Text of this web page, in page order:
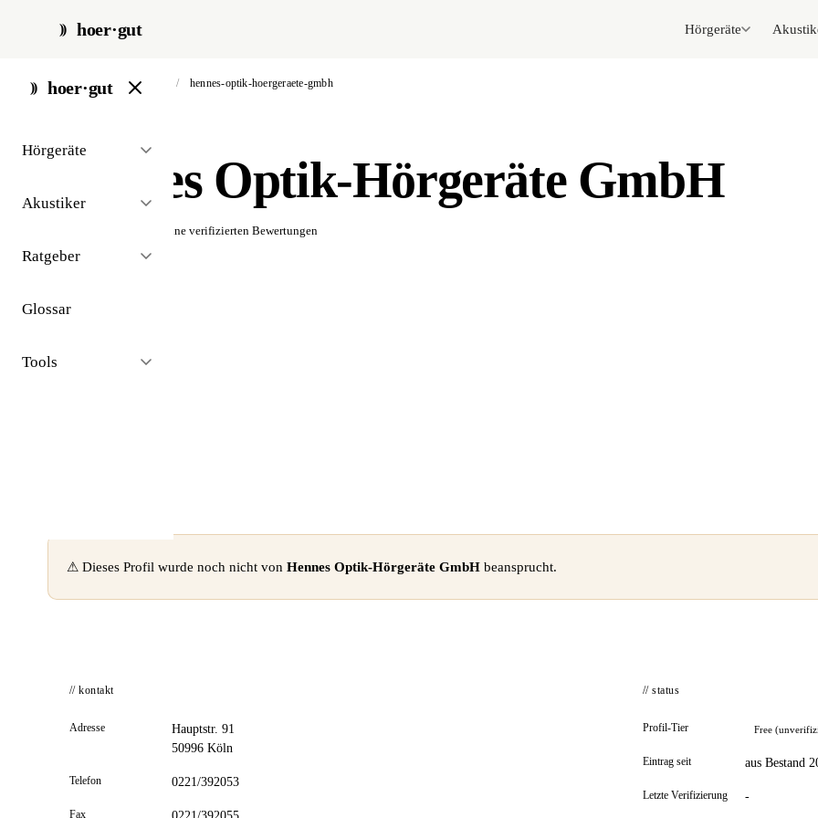
hoer·gut Hörgeräte
hoer·gut
Hörgeräte
Akustiker
Ratgeber
Glossar
Tools
start / akustiker / / hennes-optik-hoergeraete-gmbh
Hennes Optik-Hörgeräte GmbH
Noch keine verifizierten Bewertungen
⚠ Dieses Profil wurde noch nicht von Hennes Optik-Hörgeräte GmbH beansprucht.
// kontakt
Adresse
Hauptstr. 91
50996 Köln
Telefon 0221/392053
Fax
// status
Profil-Tier Free
Eintrag seit aus Bestand
Letzte Verifizierung -